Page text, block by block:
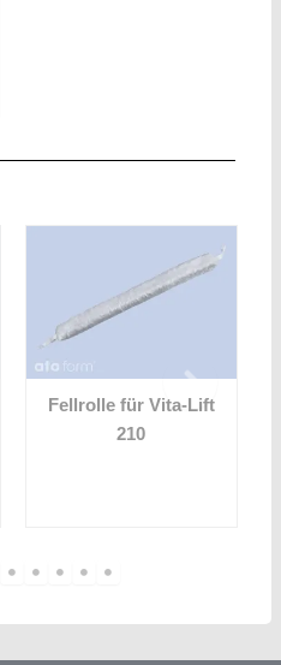
Fellrolle für Vita-Lift
210